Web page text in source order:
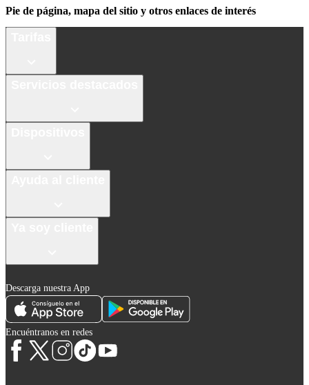
Pie de página, mapa del sitio y otros enlaces de interés
Descarga nuestra App
Encuéntranos en redes